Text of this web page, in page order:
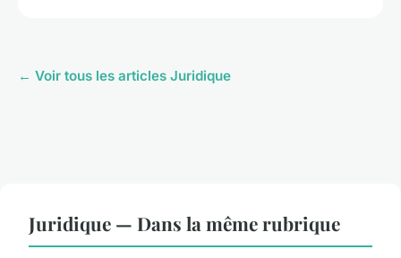
← Voir tous les articles Juridique
Juridique — Dans la même rubrique